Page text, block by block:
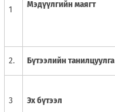
1 Мэдүүлгийн маягт
2. Бүтээлийн танилцуулга
3 Эх бүтээл